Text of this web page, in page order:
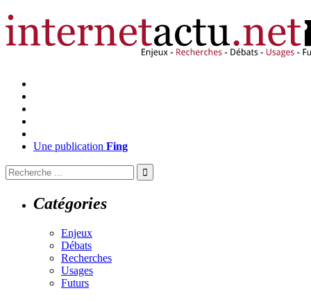
Une publication Fing
Catégories
Enjeux
Débats
Recherches
Usages
Futurs